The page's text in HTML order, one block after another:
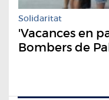
Solidaritat
'Vacances en
Bombers de